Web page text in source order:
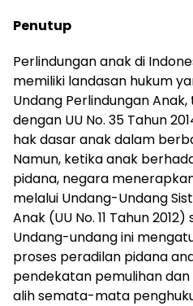
Penutup
Perlindungan anak di
memiliki landasan hukum
Undang Perlindungan
dengan UU No. 35 Tahun
hak dasar anak dalam
Namun, ketika anak
pidana, negara
melalui Undang-Undang
Anak (UU No. 11 Tahun
Undang-undang ini
proses peradilan pidana
pendekatan pemulihan
alih semata-mata